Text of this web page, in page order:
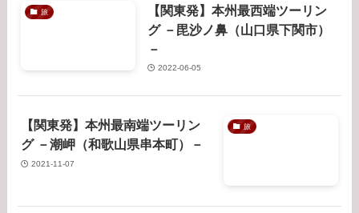
旅
【関東発】本州最西端ツーリン
グ －毘沙ノ鼻（山口県下関市）
－
2022-06-05
旅
【関東発】本州最南端ツーリン
グ －潮岬（和歌山県串本町）－
2021-11-07